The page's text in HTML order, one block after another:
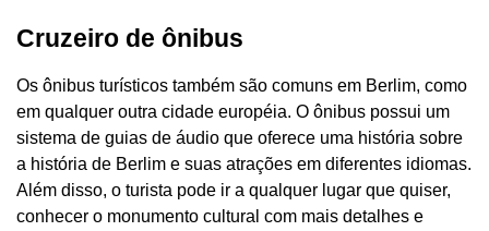
Cruzeiro de ônibus
Os ônibus turísticos também são comuns em Berlim, como
em qualquer outra cidade européia. O ônibus possui um
sistema de guias de áudio que oferece uma história sobre
a história de Berlim e suas atrações em diferentes idiomas.
Além disso, o turista pode ir a qualquer lugar que quiser,
conhecer o monumento cultural com mais detalhes e